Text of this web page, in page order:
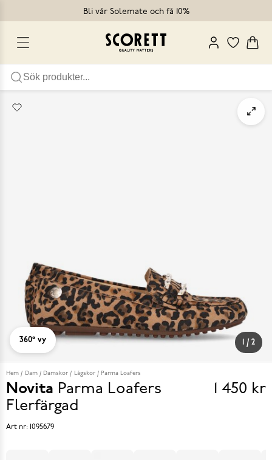
Bli vår Solemate och få 10%
/ 2
360° vy
Hem Dam Damskor Lågskor Parma Loafers
Novita Parma Loafers
Flerfärgad
Pris
1 450 kr
Art nr: 1095679